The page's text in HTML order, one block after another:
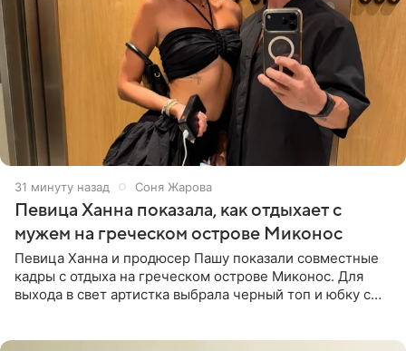
31 минуту назад Соня Жарова
Певица Ханна показала, как отдыхает с
мужем на греческом острове Миконос
Певица Ханна и продюсер Пашу показали совместные
кадры с отдыха на греческом острове Миконос. Для
выхода в свет артистка выбрала черный топ и юбку с